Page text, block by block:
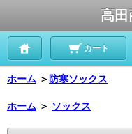
高
カート
ホーム ＞ 防寒ソックス
ホーム ＞ ソックス